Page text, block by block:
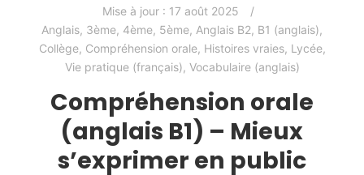
Mise à jour : 17 août 2025
Anglais, 3ème, 4ème, 5ème, Anglais B2, B1 (anglais),
Collège, Compréhension orale, Histoires vraies, Lycée,
Vie pratique (français), Vocabulaire (anglais)
Compréhension orale
(anglais B1) – Mieux
s’exprimer en public